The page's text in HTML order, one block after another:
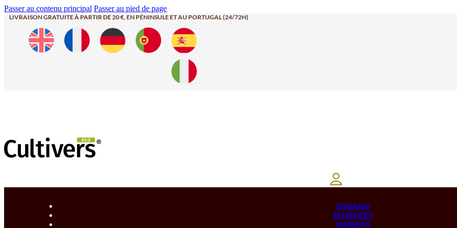
Passer au contenu principal Passer au pied de page
LIVRAISON GRATUITE À PARTIR DE 20 €, EN PÉNINSULE ET AU PORTUGAL (24/72H)
ENGRAIS
SEMENCES
NURSERY